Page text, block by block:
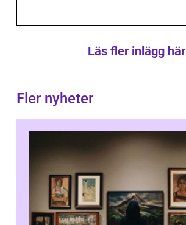
Läs fler inlägg här
Fler nyheter